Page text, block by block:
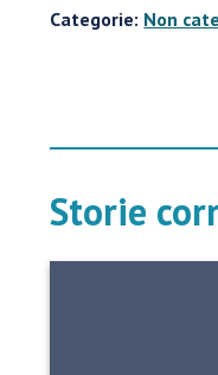
Categorie: Non
Storie